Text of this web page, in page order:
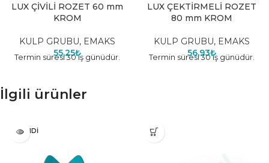
LUX ÇİVİLİ ROZET 60 mm
KROM
KULP GRUBU, EMAKS
55,25₺
Termin süresi 30 iş günüdür.
LUX ÇEKTİRMELİ ROZET
80 mm KROM
KULP GRUBU, EMAKS
56,93₺
Termin süresi 30 iş günüdür.
İlgili ürünler
TÜKENDI